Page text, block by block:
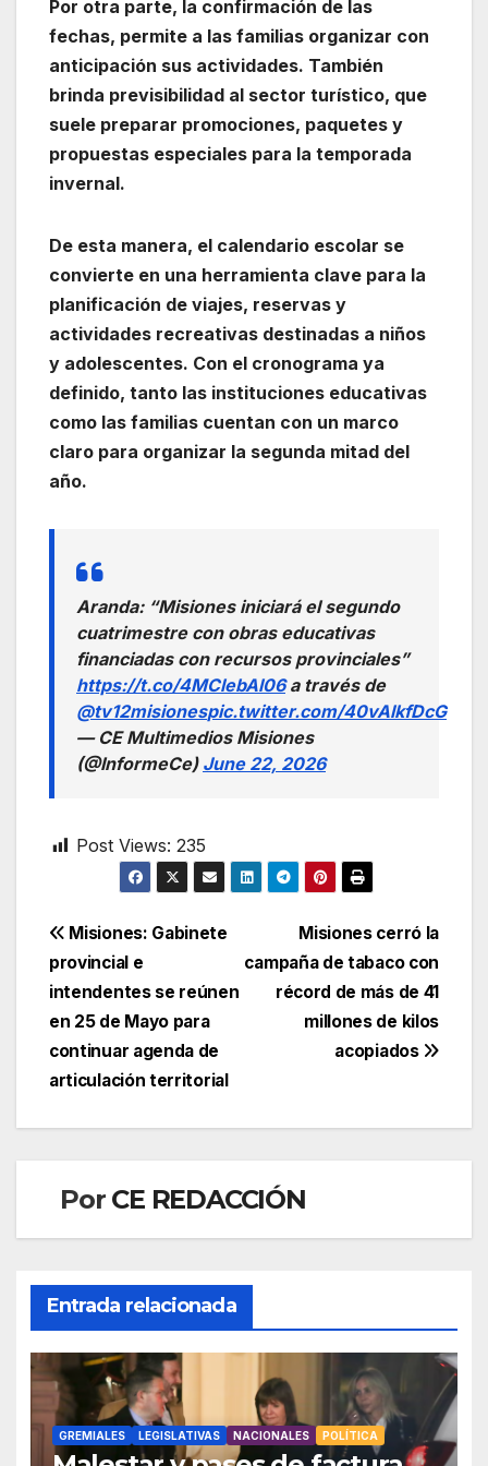
Por otra parte, la confirmación de las
fechas, permite a las familias organizar con
anticipación sus actividades. También
brinda previsibilidad al sector turístico, que
suele preparar promociones, paquetes y
propuestas especiales para la temporada
invernal.
De esta manera, el calendario escolar se
convierte en una herramienta clave para la
planificación de viajes, reservas y
actividades recreativas destinadas a niños
y adolescentes. Con el cronograma ya
definido, tanto las instituciones educativas
como las familias cuentan con un marco
claro para organizar la segunda mitad del
año.
Aranda: “Misiones iniciará el segundo
cuatrimestre con obras educativas
financiadas con recursos provinciales”
https://t.co/4MClebAl06a través de
@tv12misionespic.twitter.com/40vAlkfDcG
— CE Multimedios Misiones
(@InformeCe) June 22, 2026
Post Views: 235
Navegación
de
entradas
Misiones cerró la
campaña de tabaco con
récord de más de 41
millones de kilos
acopiados
Misiones: Gabinete
provincial e
intendentes se reúnen
en 25 de Mayo para
continuar agenda de
articulación territorial
Por CE REDACCIÓN
Entrada relacionada
GREMIALES LEGISLATIVAS NACIONALES POLÍTICA